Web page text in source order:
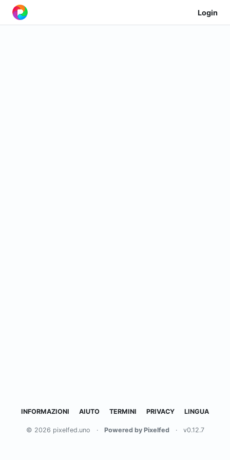
Login
INFORMAZIONI AIUTO TERMINI PRIVACY LINGUA
© 2026 pixelfed.uno · Powered by Pixelfed · v0.12.7